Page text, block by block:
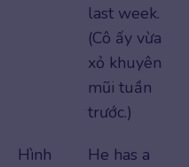
last week.
(Cô ấy vừa
xỏ khuyên
mũi tuần
trước.)
Hình
He has a